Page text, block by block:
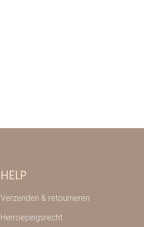
HELP
Verzenden & retourneren
Herroepingsrecht